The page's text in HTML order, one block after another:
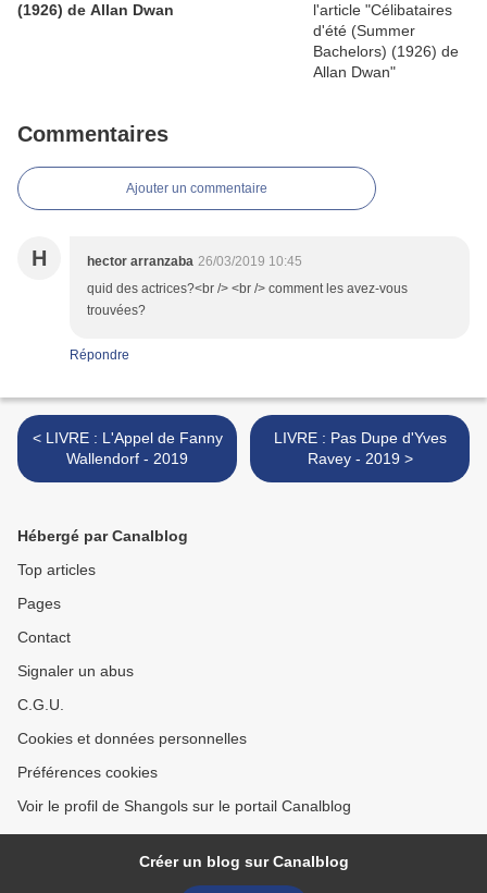
(1926) de Allan Dwan
Commentaires
Ajouter un commentaire
H hector arranzaba 26/03/2019 10:45
quid des actrices?<br /> <br /> comment les avez-vous
trouvées?
Répondre
< LIVRE : L'Appel de Fanny
Wallendorf - 2019
LIVRE : Pas Dupe d'Yves
Ravey - 2019 >
Hébergé par Canalblog
Top articles
Pages
Contact
Signaler un abus
C.G.U.
Cookies et données personnelles
Préférences cookies
Voir le profil de Shangols sur le portail Canalblog
Créer un blog sur Canalblog